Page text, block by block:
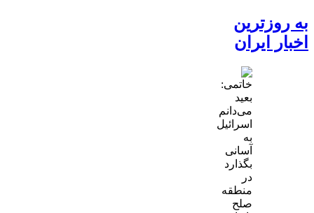
به روزترین
اخبار ایران